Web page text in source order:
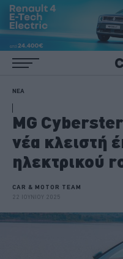
ΝΕΑ
MG
νέα κλειστή
ηλεκτρικού
CAR & MOTOR TEAM
22 ΙΟΥΝΙΟΥ 2025